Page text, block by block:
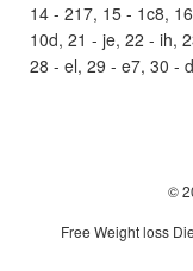
14 - 217, 15 - 1c8,
10d, 21 - je, 22 - ih,
28 - el, 29 - e7, 30 -
©
Free Weight loss